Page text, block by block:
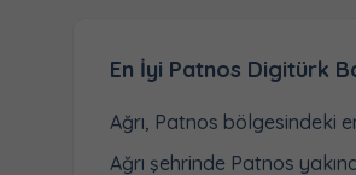
En İyi Patnos Digitürk
Ağrı, Patnos bölgesindeki
Ağrı şehrinde Patnos